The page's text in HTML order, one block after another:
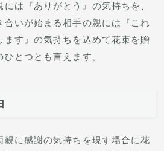
は『ありがとう』の気持ちを、
合いが始まる相手の親には『これ
ます』の気持ちを込めて花束を贈
とつとも言えます。
親に感謝の気持ちを現す場合に花